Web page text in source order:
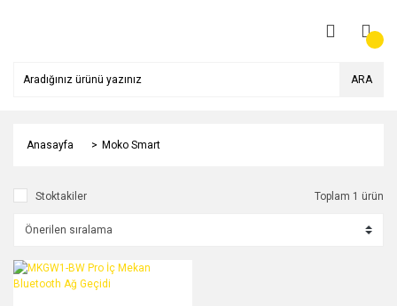
ARA
Anasayfa Moko Smart
Stoktakiler Toplam 1 ürün